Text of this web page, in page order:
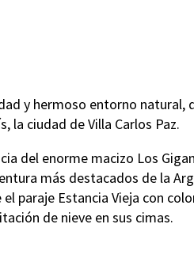
y hermoso entorno natural,
la ciudad de Villa Carlos Paz.
del enorme macizo Los
más destacados de la
paraje Estancia Vieja con
de nieve en sus cimas.